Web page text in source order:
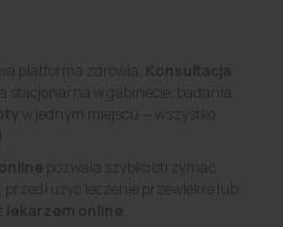
platforma zdrowia. Konsultacja
stacjonarna w gabinecie, badania
w jednym miejscu — wszystko
pozwala szybko otrzymać
leczenie przewlekłe lub
lekarzem online